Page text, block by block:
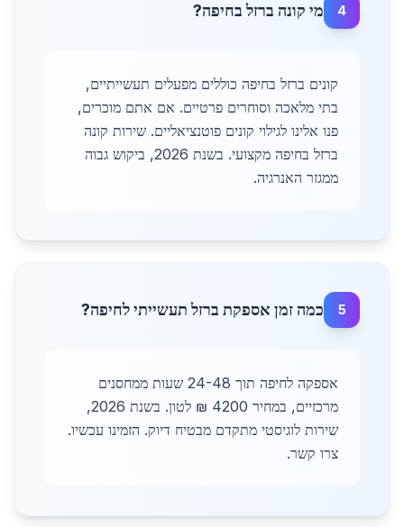
4 מי קונה ברזל בחיפה?
קונים ברזל בחיפה כוללים מפעלים תעשייתיים,
בתי מלאכה וסוחרים פרטיים. אם אתם מוכרים,
פנו אלינו לגילוי קונים פוטנציאליים. שירות קונה
ברזל בחיפה מקצועי. בשנת 2026, ביקוש גבוה
ממגזר האנרגיה.
5 כמה זמן אספקת ברזל תעשייתי לחיפה?
אספקה לחיפה תוך 24-48 שעות ממחסנים
מרכזיים, במחיר 4200 ₪ לטון. בשנת 2026,
שירות לוגיסטי מתקדם מבטיח דיוק. הזמינו עכשיו.
צרו קשר.